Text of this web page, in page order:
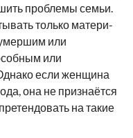
проблемы семьи.
только матери-
умершим или
или
если женщина
она не признаётся
на такие